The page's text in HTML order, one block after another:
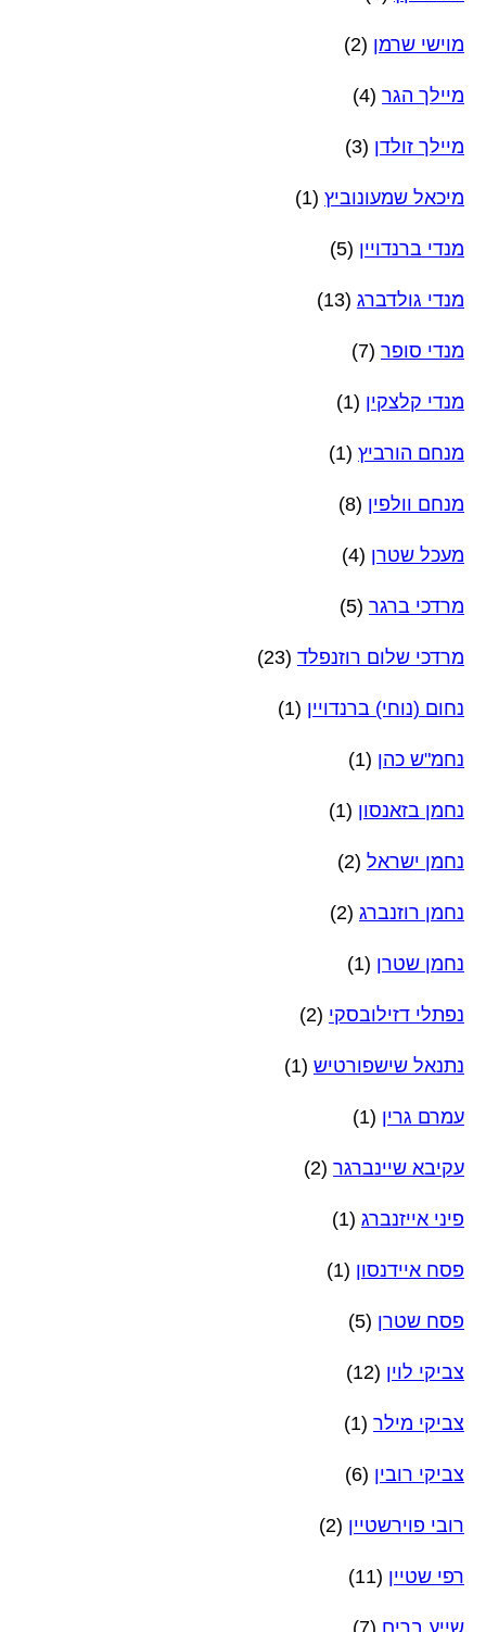
מוישי שרמן (2)
מיילך הגר (4)
מיילך זולדן (3)
מיכאל שמעונוביץ (1)
מנדי ברנדויין (5)
מנדי גולדברג (13)
מנדי סופר (7)
מנדי קלצקין (1)
מנחם הורביץ (1)
מנחם וולפין (8)
מעכל שטרן (4)
מרדכי ברגר (5)
מרדכי שלום רוזנפלד (23)
נחום (נוחי) ברנדויין (1)
נחמ"ש כהן (1)
נחמן בזאנסון (1)
נחמן ישראל (2)
נחמן רוזנברג (2)
נחמן שטרן (1)
נפתלי דזילובסקי (2)
נתנאל שישפורטיש (1)
עמרם גרין (1)
עקיבא שיינברגר (2)
פיני אייזנברג (1)
פסח איידנסון (1)
פסח שטרן (5)
צביקי לוין (12)
צביקי מילר (1)
צביקי רובין (6)
רובי פוירשטיין (2)
רפי שטיין (11)
שייע ברים (7)